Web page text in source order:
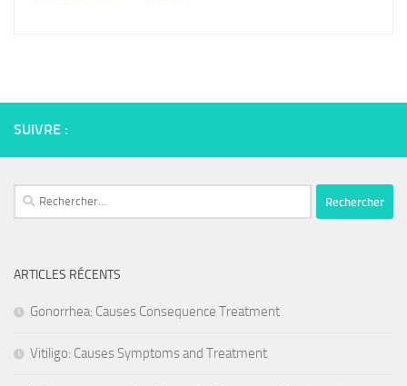
SUIVRE :
Rechercher :
ARTICLES RÉCENTS
Gonorrhea: Causes Consequence Treatment
Vitiligo: Causes Symptoms and Treatment